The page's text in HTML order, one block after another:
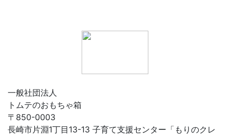
一般社団法人
トムテのおもちゃ箱
〒850-0003
長崎市片淵1丁目13-13 子育て支援センター「もりのクレ